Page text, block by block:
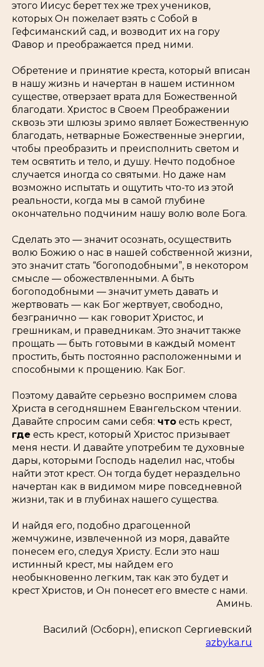
этого Иисус берет тех же трех учеников,
которых Он пожелает взять с Собой в
Гефсиманский сад, и возводит их на гору
Фавор и преображается пред ними.
Обретение и принятие креста, который вписан
в нашу жизнь и начертан в нашем истинном
существе, отверзает врата для Божественной
благодати. Христос в Своем Преображении
сквозь эти шлюзы зримо являет Божественную
благодать, нетварные Божественные энергии,
чтобы преобразить и преисполнить светом и
тем освятить и тело, и душу. Нечто подобное
случается иногда со святыми. Но даже нам
возможно испытать и ощутить что-то из этой
реальности, когда мы в самой глубине
окончательно подчиним нашу волю воле Бога.
Сделать это — значит осознать, осуществить
волю Божию о нас в нашей собственной жизни,
это значит стать “богоподобными”, в некотором
смысле — обожествленными. А быть
богоподобными — значит уметь давать и
жертвовать — как Бог жертвует, свободно,
безгранично — как говорит Христос, и
грешникам, и праведникам. Это значит также
прощать — быть готовыми в каждый момент
простить, быть постоянно расположенными и
способными к прощению. Как Бог.
Поэтому давайте серьезно воспримем слова
Христа в сегодняшнем Евангельском чтении.
Давайте спросим сами себя: что есть крест,
где есть крест, который Христос призывает
меня нести. И давайте употребим те духовные
дары, которыми Господь наделил нас, чтобы
найти этот крест. Он тогда будет нераздельно
начертан как в видимом мире повседневной
жизни, так и в глубинах нашего существа.
И найдя его, подобно драгоценной
жемчужине, извлеченной из моря, давайте
понесем его, следуя Христу. Если это наш
истинный крест, мы найдем его
необыкновенно легким, так как это будет и
крест Христов, и Он понесет его вместе с нами.
Аминь.
Василий (Осборн), епископ Сергиевский
azbyka.ru